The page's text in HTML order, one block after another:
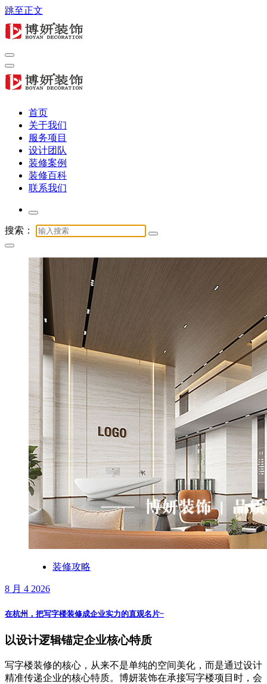
跳至正文
专注商业公装16年，提供办公室、酒店、店铺与展厅全链路服
务
专注商业公装16年，提供办公室、酒店、店铺与展厅全链路服
首页
关于我们
服务项目
设计团队
装修案例
装修百科
联系我们
搜索：
装修攻略
8 月 4 2026
在杭州，把写字楼装修成企业实力的直观名片~
以设计逻辑锚定企业核心特质
写字楼装修的核心，从来不是单纯的空间美化，而是通过设计
精准传递企业的核心特质。博妍装饰在承接写字楼项目时，会